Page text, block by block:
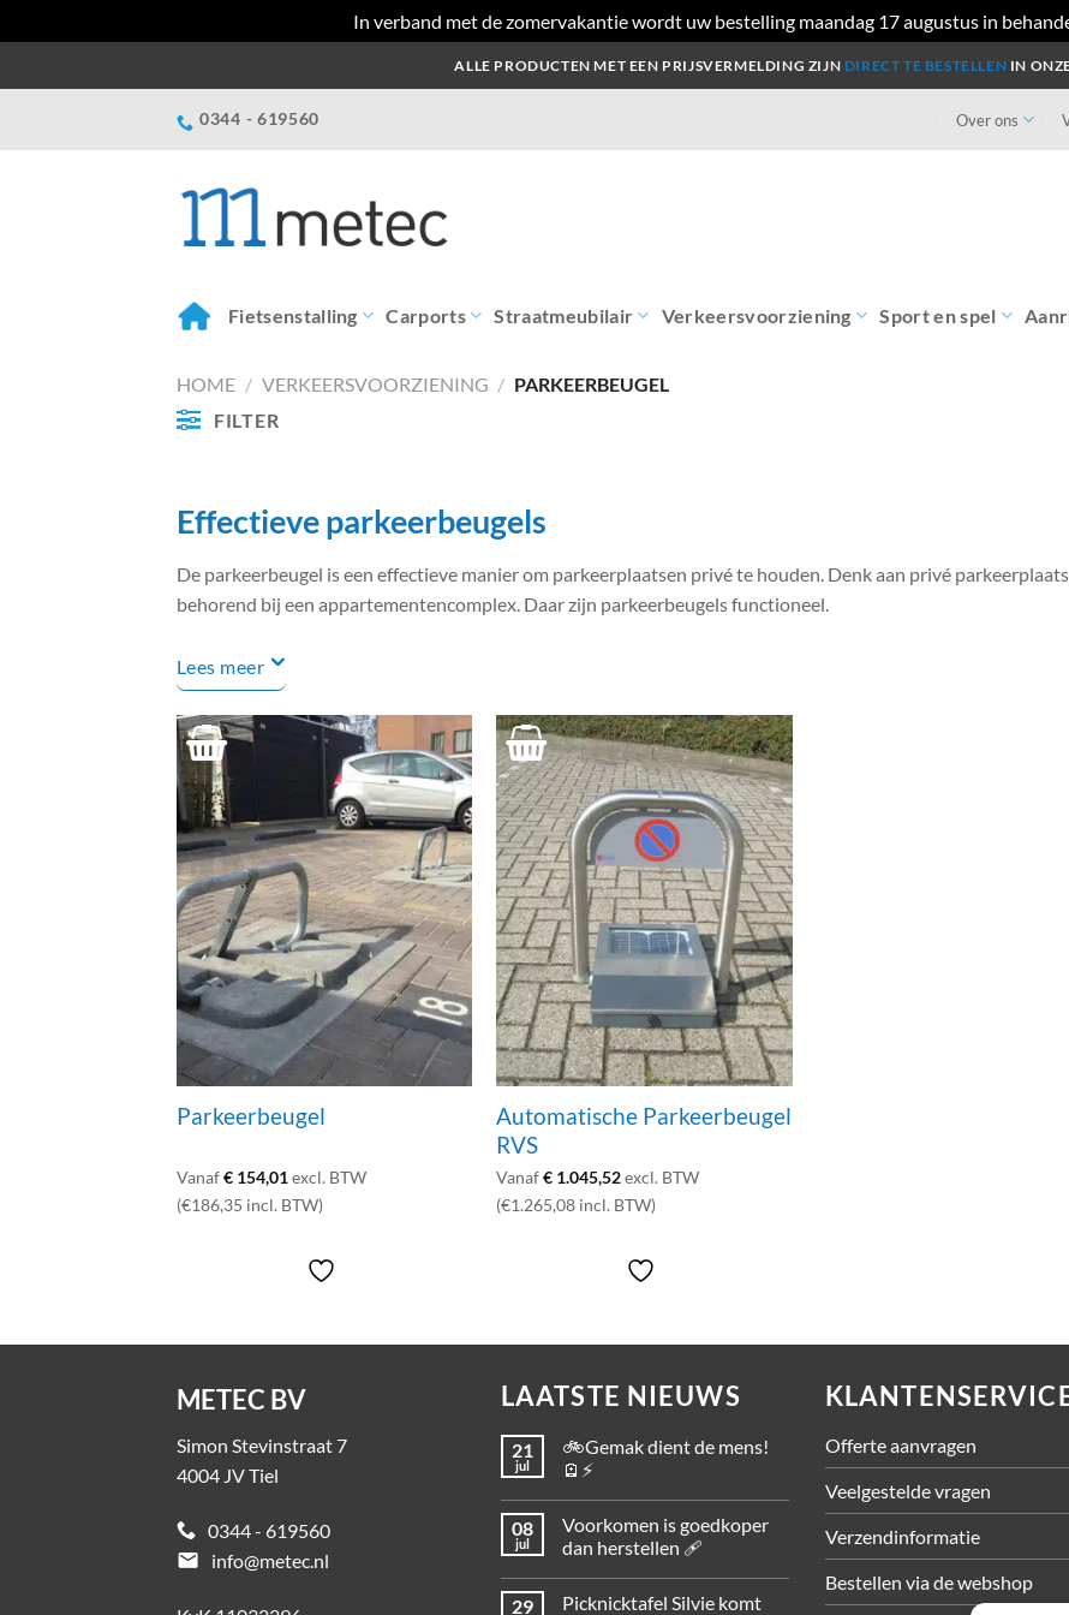
In verband met de zomervakantie wordt uw bestelling maandag 17 augustus in
naar
ALLE PRODUCTEN MET EEN PRIJSVERMELDING ZIJN DIRECT TE BESTELLEN IN
0344 - 619560 Over ons
Fietsenstalling Carports Straatmeubilair Verkeersvoorziening Sport en spel
HOME / VERKEERSVOORZIENING / PARKEERBEUGEL
FILTER
Effectieve parkeerbeugels
De parkeerbeugel is een effectieve manier om parkeerplaatsen privé te houden. Denk aan privé
behorend bij een appartementencomplex. Daar zijn parkeerbeugels functioneel.
Lees meer
Parkeerbeugel
Vanaf€154,01excl. BTW
(€186,35 incl. BTW)
Automatische Parkeerbeugel
RVS
Vanaf€ 1.045,52excl. BTW
(€1.265,08 incl. BTW)
METEC BV
Simon Stevinstraat 7
4004 JV Tiel
0344 - 619560
email
info@metec.nl
LAATSTE NIEUWS
21
jul
🚲Gemak dient de mens!
🪫⚡
08
jul
Voorkomen is goedkoper
dan herstellen 🩹
29
Picknicktafel Silvie komt
Offerte aanvragen
Veelgestelde vragen
Verzendinformatie
Bestellen via de webshop